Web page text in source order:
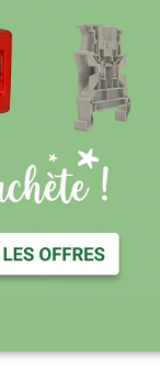
48h : livraison rapide
de commande
: une équipe disponible
vous accompagner
le site